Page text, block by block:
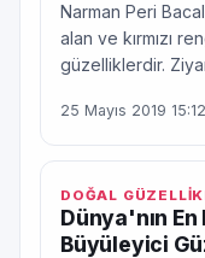
Narman Peri
alan ve kırmızı
güzelliklerdir.
25 Mayıs 2019 15:12
DOĞAL
Dünya'nın
Büyüleyici